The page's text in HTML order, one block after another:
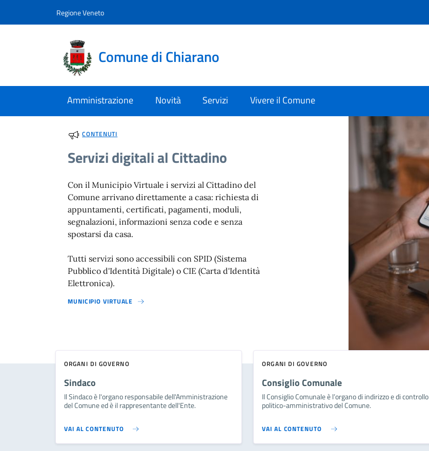
Regione Veneto
Comune di Chiarano
Amministrazione Novità Servizi Vivere il Comune
CONTENUTI
Servizi digitali al Cittadino
Con il Municipio Virtuale i servizi al Cittadino del
Comune arrivano direttamente a casa: richiesta di
appuntamenti, certificati, pagamenti, moduli,
segnalazioni, informazioni senza code e senza
spostarsi da casa.
Tutti servizi sono accessibili con SPID (Sistema
Pubblico d'Identità Digitale) o CIE (Carta d'Identità
Elettronica).
MUNICIPIO VIRTUALE
ORGANI DI GOVERNO
Sindaco
Il Sindaco è l'organo responsabile dell'Amministrazione
del Comune ed è il rappresentante dell'Ente.
VAI AL CONTENUTO
ORGANI DI GOVERNO
Consiglio Comunale
Il Consiglio Comunale è l’organo di indirizzo e di controllo
politico-amministrativo del Comune.
VAI AL CONTENUTO